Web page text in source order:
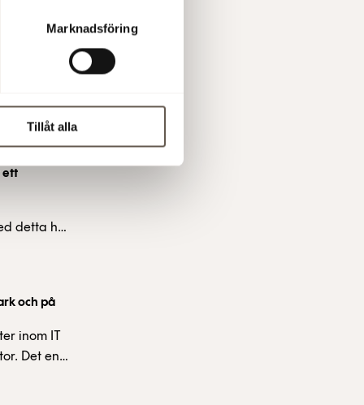
Marknadsföring
Tillåt alla
(CET)
ett
detta har
kan
och på
inom IT
Det ena i
cirka 1
är